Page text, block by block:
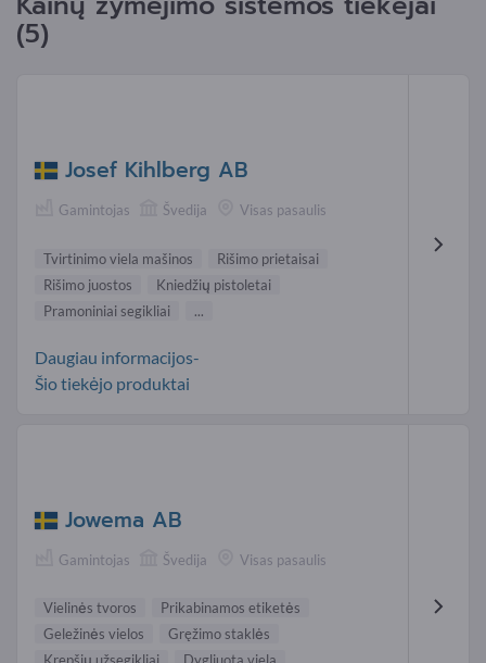
(5)
Josef Kihlberg AB
Gamintojas Švedija Visas pasaulis
Tvirtinimo viela mašinos
Rišimo prietaisai
Rišimo juostos
Kniedžių pistoletai
Pramoniniai segikliai
...
Daugiau informacijos-
Šio tiekėjo produktai
Jowema AB
Gamintojas Švedija Visas pasaulis
Vielinės tvoros
Prikabinamos etiketės
Geležinės vielos
Gręžimo staklės